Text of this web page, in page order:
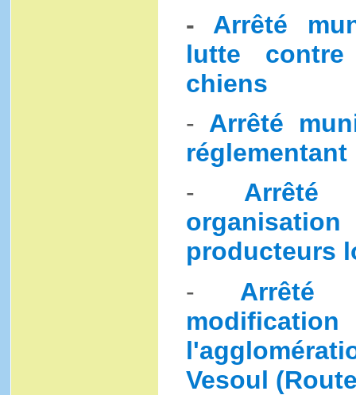
- Arrêté
lutte
chiens
- Arrêté
- Arrêté
producteurs
- Arrêté
Vesoul